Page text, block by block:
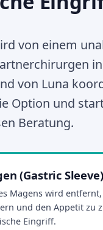
von einem
von Luna
Option und
Beratung.
(Gastric Sleeve)
Magens wird
und den Appetit zu
Eingriff.